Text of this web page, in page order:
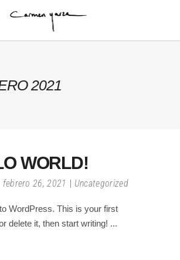
2021
WORLD!
febrero 26, 2021 Uncategorized
WordPress. This is your first
delete it, then start writing!